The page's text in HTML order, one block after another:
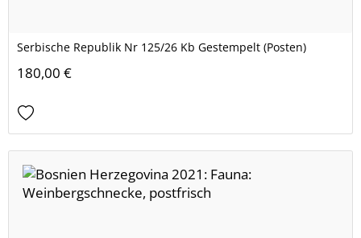
Serbische Republik Nr 125/26 Kb Gestempelt (Posten)
180,00 €